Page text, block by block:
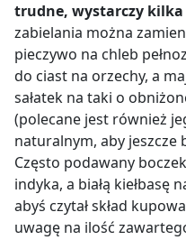
trudne, wystarczy
zabielania można
pieczywo na chleb
do ciast na orzechy, a
sałatek na taki o
(polecane jest również
naturalnym, aby jeszcze
Często podawany
indyka, a białą kiełbasę
abyś czytał skład
uwagę na ilość